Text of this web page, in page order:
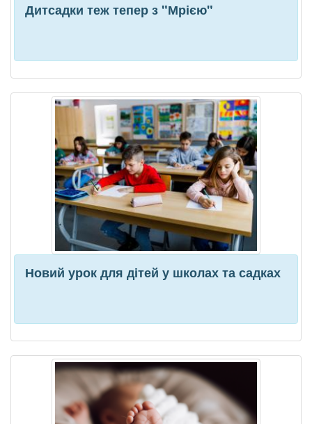
Дитсадки теж тепер з "Мрією"
Новий урок для дітей у школах та садках